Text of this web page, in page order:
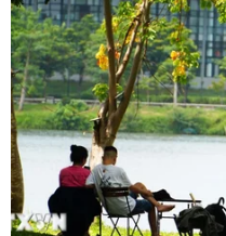
TIN CÙNG
Liên hợp quốc kêu gọi
công dân thường trong
Nga-Ukraine
07/08/2026 04:29
Chính sách nhà ở của